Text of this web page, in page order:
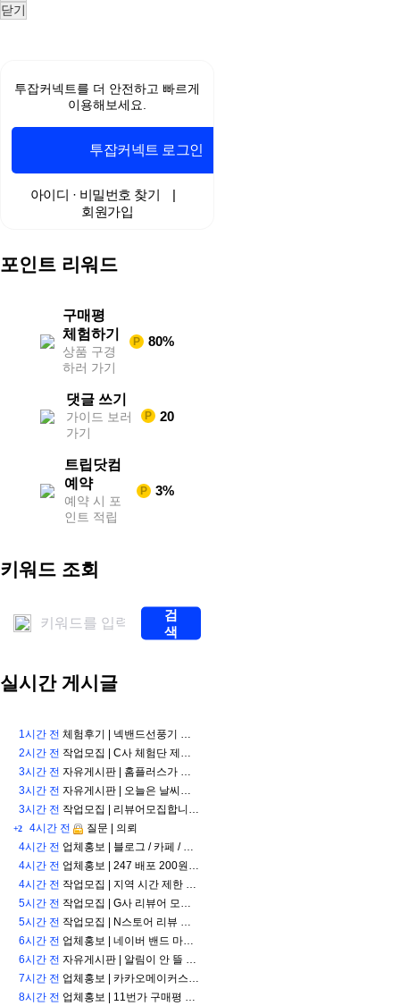
닫기
스
구
중
포
구
스
계
해
중
포
해
외
중
계
해
외
구
중
계
무
스
포
츠
중
계
스
포
츠
투잡커넥트를 더 안전하고 빠르게
이용해보세요.
투잡커넥트 로그인
아이디 · 비밀번호 찾기
|
회원가입
포인트 리워드
구매평
체험하기
상품 구경
하러 가기
P 80%
댓글 쓰기
가이드 보러
가기
P 20
트립닷컴
예약
예약 시 포
인트 적립
P 3%
키워드 조회
검
색
실시간 게시글
1시간 전 체험후기 | 넥밴드선풍기 디센느 급속냉각 넥풍기 2026년형 실제 사용 후기
2시간 전 작업모집 | C사 체험단 제품 제공해드려요! 립비 2000원
3시간 전 자유게시판 | 홈플러스가 다시 오픈 했다고 해서 가보려구요
3시간 전 자유게시판 | 오늘은 날씨가 엄청 습하네요
3시간 전 작업모집 | 리뷰어모집합니다/N사,모두닥,캐시닥
+2 4시간 전 질문 | 의뢰
4시간 전 업체홍보 | 블로그 / 카페 / 리워드 종합 원청
4시간 전 업체홍보 | 247 배포 200원~ 실명배포 350원~ 테스트 발행 무료 지원
4시간 전 작업모집 | 지역 시간 제한 없이 가능한 간단 근무 모집합니다
5시간 전 작업모집 | G사 리뷰어 모집 ( 노출 확인 후 바로 입금 )
5시간 전 작업모집 |
N스토어 리뷰 모집
6시간 전 업체홍보 | 네이버 밴드 마케팅 처음이라면 필독
6시간 전 자유게시판 | 알림이 안 뜰 때가 있네요.
7시간 전 업체홍보 | 카카오메이커스 마케팅 비용 아끼는 팁
8시간 전 업체홍보 | 11번가 구매평 이렇게 관리합니다